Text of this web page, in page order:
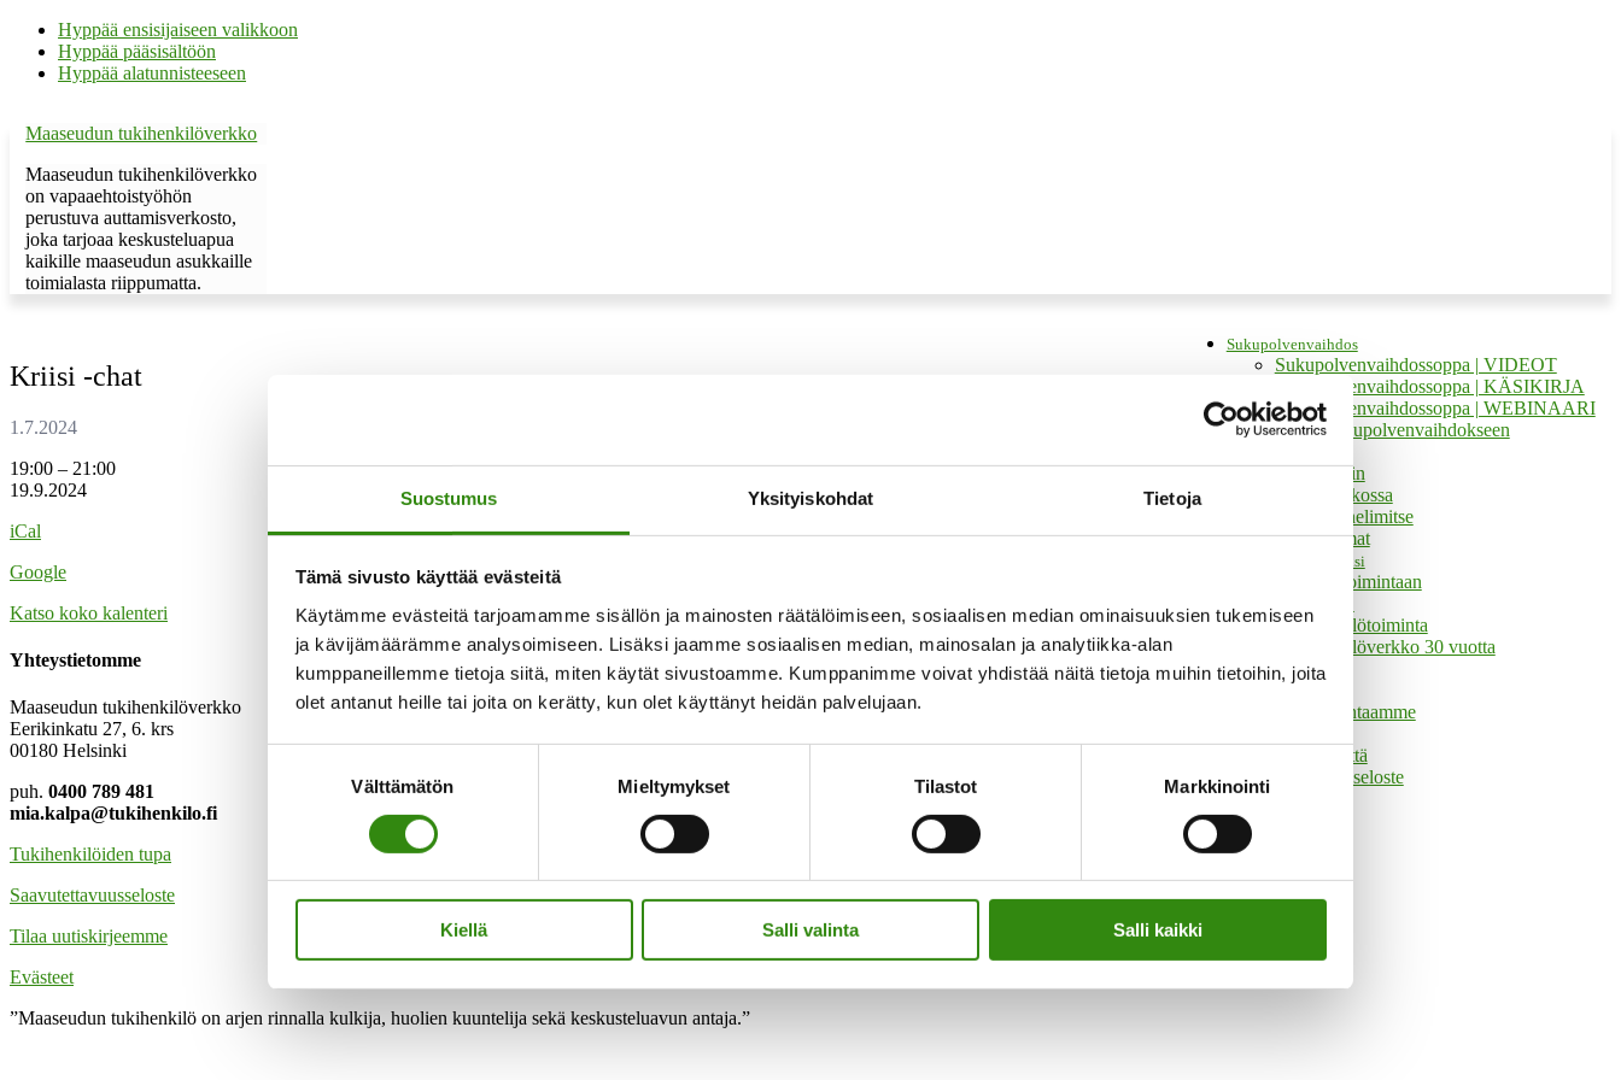
Suostumus Yksityiskohdat Tietoja
Tämä sivusto käyttää evästeitä
Käytämme evästeitä tarjoamamme sisällön ja mainosten räätälöimiseen, sosiaalisen median ominaisuuksien tukemiseen
ja kävijämäärämme analysoimiseen. Lisäksi jaamme sosiaalisen median, mainosalan ja analytiikka-alan
kumppaneillemme tietoja siitä, miten käytät sivustoamme. Kumppanimme voivat yhdistää näitä tietoja muihin tietoihin, joita
olet antanut heille tai joita on kerätty, kun olet käyttänyt heidän palvelujaan.
Välttämätön Mieltymykset Tilastot Markkinointi
Kiellä Salli valinta Salli kaikki
Hyppää ensisijaiseen valikkoon
Hyppää pääsisältöön
Hyppää alatunnisteeseen
Maaseudun tukihenkilöverkko
Maaseudun tukihenkilöverkko
on vapaaehtoistyöhön
perustuva auttamisverkosto,
joka tarjoaa keskusteluapua
kaikille maaseudun asukkaille
toimialasta riippumatta.
Sukupolvenvaihdos
Sukupolvenvaihdossoppa | VIDEOT
Sukupolvenvaihdossoppa | KÄSIKIRJA
Sukupolvenvaihdossoppa | WEBINAARI
Tukea sukupolvenvaihdokseen
Apua kotiin
Tukea verkossa
Tukea puhelimitse
Tuetut lomat
Tule vapaaehtoiseksi
Mukaan toimintaan
Tukihenkilöverkko
Tukihenkilötoiminta
Tukihenkilöverkko 30 vuotta
Historia
Hallinto
Tue toimintaamme
Ota yhteyttä
Tietosuojaseloste
Kriisi -chat
Kriisi
-
19:00 – 21:00
19.9.2024
iCal
Google
Katso koko kalenteri
Yhteystietomme
Maaseudun tukihenkilöverkko
Eerikinkatu 27, 6. krs
00180 Helsinki
puh. 0400 789 481
mia.kalpa@tukihenkilo.fi
Tukihenkilöiden tupa
Saavutettavuusseloste
Tilaa uutiskirjeemme
Evästeet
”Maaseudun tukihenkilö on arjen rinnalla kulkija, huolien kuuntelija sekä keskusteluavun antaja.”